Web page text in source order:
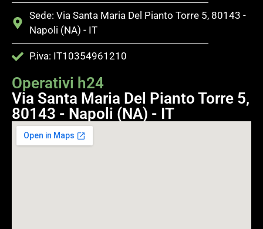
Sede: Via Santa Maria Del Pianto Torre 5, 80143 -
Napoli (NA) - IT
P.iva: IT10354961210
Operativi h24
Via Santa Maria Del Pianto Torre 5,
80143 - Napoli (NA) - IT